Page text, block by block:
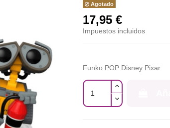
Agotado
17,95 €
Impuestos incluidos
Funko POP Disney Pixar